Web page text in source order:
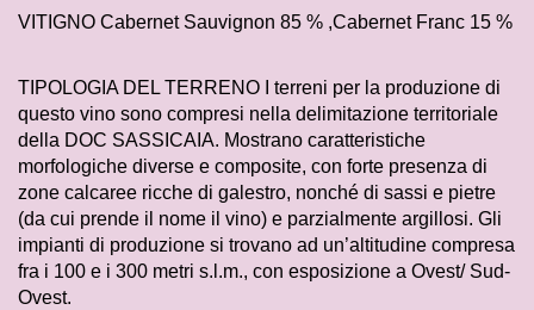
VITIGNO Cabernet Sauvignon 85 % ,Cabernet Franc 15 %
TIPOLOGIA DEL TERRENO I terreni per la produzione di
questo vino sono compresi nella delimitazione territoriale
della DOC SASSICAIA. Mostrano caratteristiche
morfologiche diverse e composite, con forte presenza di
zone calcaree ricche di galestro, nonché di sassi e pietre
(da cui prende il nome il vino) e parzialmente argillosi. Gli
impianti di produzione si trovano ad un’altitudine compresa
fra i 100 e i 300 metri s.l.m., con esposizione a Ovest/ Sud-
Ovest.